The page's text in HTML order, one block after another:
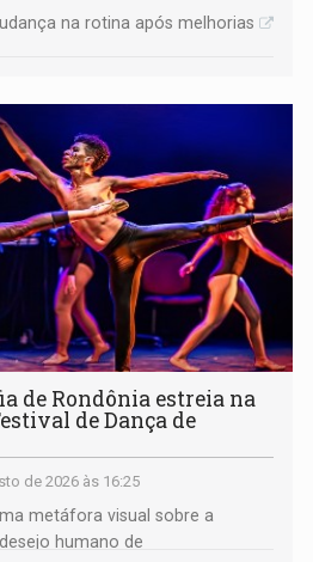
na rotina após melhorias
de Rondônia estreia na
de Dança de
de 2026 às 16:25
metáfora visual sobre a
humano de